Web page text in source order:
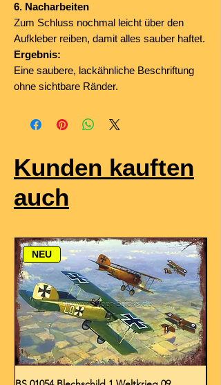
6. Nacharbeiten
Zum Schluss nochmal leicht über den
Aufkleber reiben, damit alles sauber haftet.
Ergebnis:
Eine saubere, lackähnliche Beschriftung
ohne sichtbare Ränder.
Kunden kauften
auch
NEU